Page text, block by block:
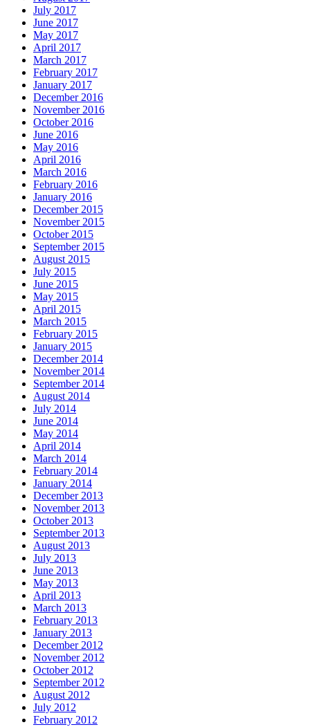
July 2017
June 2017
May 2017
April 2017
March 2017
February 2017
January 2017
December 2016
November 2016
October 2016
June 2016
May 2016
April 2016
March 2016
February 2016
January 2016
December 2015
November 2015
October 2015
September 2015
August 2015
July 2015
June 2015
May 2015
April 2015
March 2015
February 2015
January 2015
December 2014
November 2014
September 2014
August 2014
July 2014
June 2014
May 2014
April 2014
March 2014
February 2014
January 2014
December 2013
November 2013
October 2013
September 2013
August 2013
July 2013
June 2013
May 2013
April 2013
March 2013
February 2013
January 2013
December 2012
November 2012
October 2012
September 2012
August 2012
July 2012
February 2012